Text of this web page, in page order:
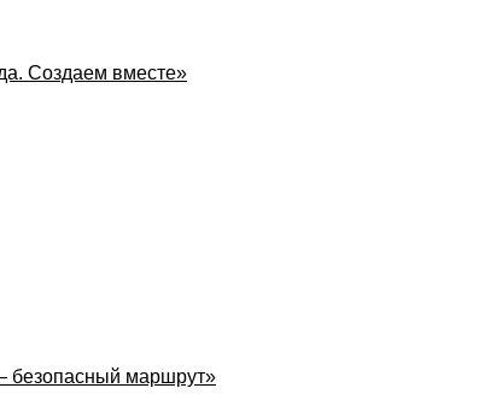
Создаем вместе»
безопасный маршрут»